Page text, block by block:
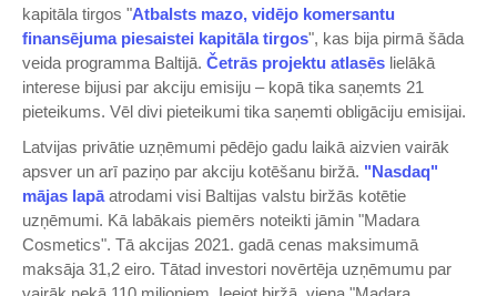
kapitāla tirgos "​Atbalsts mazo, vidējo komersantu
finansējuma piesaistei kapitāla tirgos​", kas bija pirmā šāda
veida programma Baltijā. ​Četrās projektu atlasēs ​ lielākā
interese bijusi par akciju emisiju – kopā tika saņemts 21
pieteikums. Vēl divi pieteikumi tika saņemti obligāciju emisijai.
Latvijas privātie uzņēmumi pēdējo gadu laikā aizvien vairāk
apsver un arī paziņo par akciju kotēšanu biržā. ​"Nasdaq"
mājas lapā​atrodami visi Baltijas valstu biržās kotētie
uzņēmumi. Kā labākais piemērs noteikti jāmin "Madara
Cosmetics". Tā akcijas 2021. gadā cenas maksimumā
maksāja 31,2 eiro. Tātad investori novērtēja uzņēmumu par